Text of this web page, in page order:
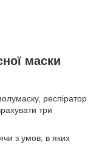
маски
респіратор
три
з умов, в яких